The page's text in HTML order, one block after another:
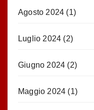
Agosto 2024 (1)
Luglio 2024 (2)
Giugno 2024 (2)
Maggio 2024 (1)